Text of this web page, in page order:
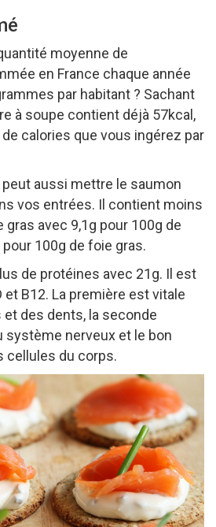
moyenne de
en France chaque année
par habitant ? Sachant
à soupe contient déjà 57kcal,
calories que vous ingérez par
aussi mettre le saumon
vos entrées. Il contient moins
gras avec 9,1g pour 100g de
100g de foie gras.
de protéines avec 21g. Il est
B12. La première est vitale
des dents, la seconde
système nerveux et le bon
du corps.